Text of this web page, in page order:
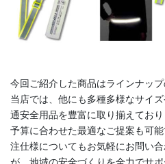
今回ご紹介した商品はラインナッ
当店では、他にも多種多様なサイ
通安全用品を豊富に取り揃えてお
予算に合わせた最適なご提案も可
注仕様についてもお気軽にお問い
が、地域の安全づくりを全力でサポ
《金沢エリア》 金沢「百万石まつ
｢氷室開き｣、｢加賀万祭｣
田利家公の金沢入城の行列を今に再
せて、企業や団体の工夫を凝らし